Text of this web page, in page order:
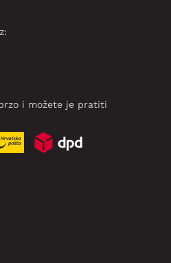
i možete je pratiti